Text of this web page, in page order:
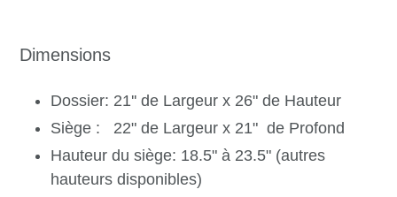
Dimensions
Dossier: 21'' de Largeur x 26" de Hauteur
Siège : 22" de Largeur x 21" de Profond
Hauteur du siège: 18.5" à 23.5" (autres
hauteurs disponibles)